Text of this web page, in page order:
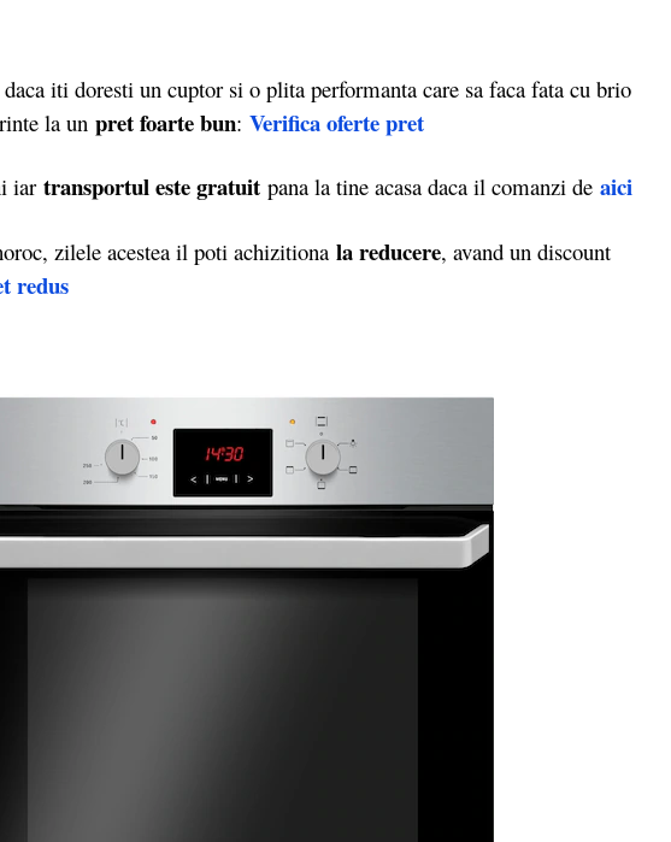
iti doresti un cuptor si o plita performanta care sa faca fata cu brio
la un pret foarte bun: Verifica oferte pret
iar transportul este gratuit pana la tine acasa daca il comanzi de aici
zilele acestea il poti achizitiona la reducere, avand un discount
redus